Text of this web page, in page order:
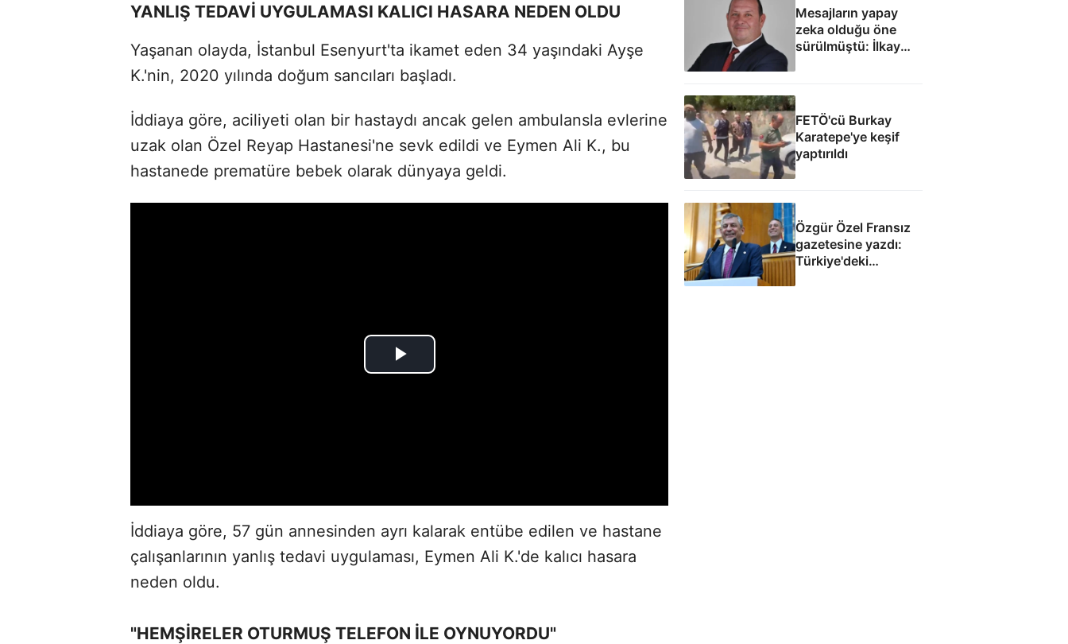
YANLIŞ TEDAVİ UYGULAMASI KALICI HASARA NEDEN OLDU
Yaşanan olayda, İstanbul Esenyurt'ta ikamet eden 34 yaşındaki Ayşe
K.'nin, 2020 yılında doğum sancıları başladı.
İddiaya göre, aciliyeti olan bir hastaydı ancak gelen ambulansla evlerine
uzak olan Özel Reyap Hastanesi'ne sevk edildi ve Eymen Ali K., bu
hastanede prematüre bebek olarak dünyaya geldi.
İddiaya göre, 57 gün annesinden ayrı kalarak entübe edilen ve hastane
çalışanlarının yanlış tedavi uygulaması, Eymen Ali K.'de kalıcı hasara
neden oldu.
"HEMŞİRELER OTURMUŞ TELEFON İLE OYNUYORDU"
Mesajların yapay
zeka olduğu öne
sürülmüştü: İlkay
FETÖ'cü Burkay
Karatepe'ye keşif
yaptırıldı
Özgür Özel Fransız
gazetesine yazdı:
Türkiye'deki